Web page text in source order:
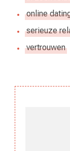
online
serieuze
vertrouwen